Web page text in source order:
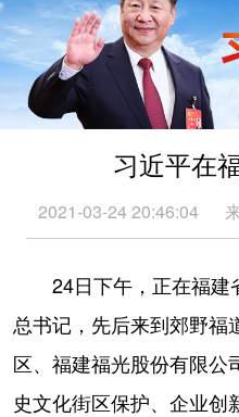
国际 财经
台湾 思客智库
科技 科创
书画
访谈 视频
食品 人居
学术中国 乡村振兴
习近平在
2021-03-24 20:46:04
24日下午，正在福建
总书记，先后来到郊野福
区、福建福光股份有限公
史文化街区保护、企业